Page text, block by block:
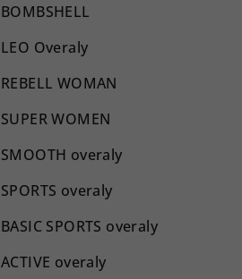
BOMBSHELL
LEO Overaly
REBELL WOMAN
SUPER WOMEN
SMOOTH overaly
SPORTS overaly
BASIC SPORTS overaly
ACTIVE overaly